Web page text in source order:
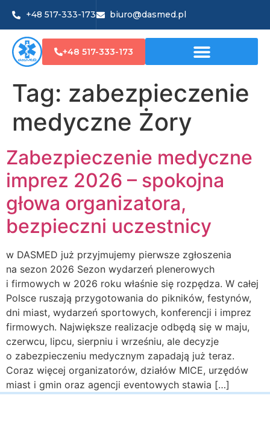
+48 517-333-173 biuro@dasmed.pl
+48 517-333-173
Tag: zabezpieczenie
medyczne Żory
Zabezpieczenie medyczne
imprez 2026 – spokojna
głowa organizatora,
bezpieczni uczestnicy
w DASMED już przyjmujemy pierwsze zgłoszenia
na sezon 2026 Sezon wydarzeń plenerowych
i firmowych w 2026 roku właśnie się rozpędza. W całej
Polsce ruszają przygotowania do pikników, festynów,
dni miast, wydarzeń sportowych, konferencji i imprez
firmowych. Największe realizacje odbędą się w maju,
czerwcu, lipcu, sierpniu i wrześniu, ale decyzje
o zabezpieczeniu medycznym zapadają już teraz.
Coraz więcej organizatorów, działów MICE, urzędów
miast i gmin oraz agencji eventowych stawia […]